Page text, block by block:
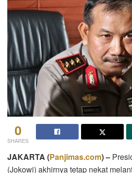
0
SHARES
JAKARTA (Panjimas.com) –
(Jokowi) akhirnya tetap nekat